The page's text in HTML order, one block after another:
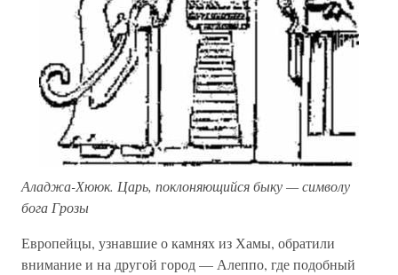
Аладжа-Хююк. Царь, поклоняющийся быку — символу
бога Грозы
Европейцы, узнавшие о камнях из Хамы, обратили
внимание и на другой город — Алеппо, где подобный